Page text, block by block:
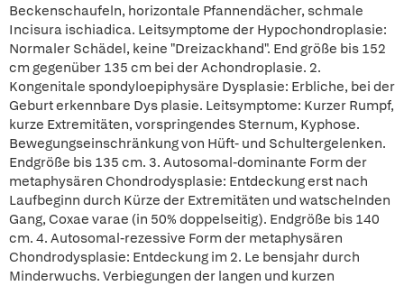
Beckenschaufeln, horizontale Pfannendächer, schmale
Incisura ischiadica. Leitsymptome der Hypochondroplasie:
Normaler Schädel, keine "Dreizackhand". End größe bis 152
cm gegenüber 135 cm bei der Achondroplasie. 2.
Kongenitale spondyloepiphysäre Dysplasie: Erbliche, bei der
Geburt erkennbare Dys plasie. Leitsymptome: Kurzer Rumpf,
kurze Extremitäten, vorspringendes Sternum, Kyphose.
Bewegungseinschränkung von Hüft- und Schultergelenken.
Endgröße bis 135 cm. 3. Autosomal-dominante Form der
metaphysären Chondrodysplasie: Entdeckung erst nach
Laufbeginn durch Kürze der Extremitäten und watschelnden
Gang, Coxae varae (in 50% doppelseitig). Endgröße bis 140
cm. 4. Autosomal-rezessive Form der metaphysären
Chondrodysplasie: Entdeckung im 2. Le bensjahr durch
Minderwuchs. Verbiegungen der langen und kurzen